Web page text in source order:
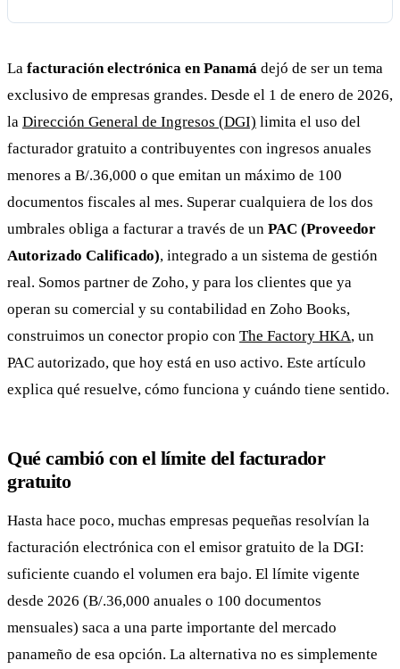
La facturación electrónica en Panamá dejó de ser un tema
exclusivo de empresas grandes. Desde el 1 de enero de 2026,
la Dirección General de Ingresos (DGI) limita el uso del
facturador gratuito a contribuyentes con ingresos anuales
menores a B/.36,000 o que emitan un máximo de 100
documentos fiscales al mes. Superar cualquiera de los dos
umbrales obliga a facturar a través de un PAC (Proveedor
Autorizado Calificado), integrado a un sistema de gestión
real. Somos partner de Zoho, y para los clientes que ya
operan su comercial y su contabilidad en Zoho Books,
construimos un conector propio con The Factory HKA, un
PAC autorizado, que hoy está en uso activo. Este artículo
explica qué resuelve, cómo funciona y cuándo tiene sentido.
Qué cambió con el límite del facturador
gratuito
Hasta hace poco, muchas empresas pequeñas resolvían la
facturación electrónica con el emisor gratuito de la DGI:
suficiente cuando el volumen era bajo. El límite vigente
desde 2026 (B/.36,000 anuales o 100 documentos
mensuales) saca a una parte importante del mercado
panameño de esa opción. La alternativa no es simplemente